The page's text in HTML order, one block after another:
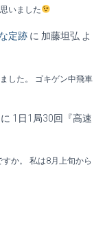
いました
定跡 に 加藤坦弘 よ
した。 ゴキゲン中飛車
に 1日1局30回『高速
か。 私は8月上旬から